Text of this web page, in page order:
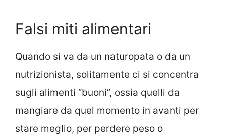
Falsi miti alimentari
Quando si va da un naturopata o da un
nutrizionista, solitamente ci si concentra
sugli alimenti “buoni”, ossia quelli da
mangiare da quel momento in avanti per
stare meglio, per perdere peso o